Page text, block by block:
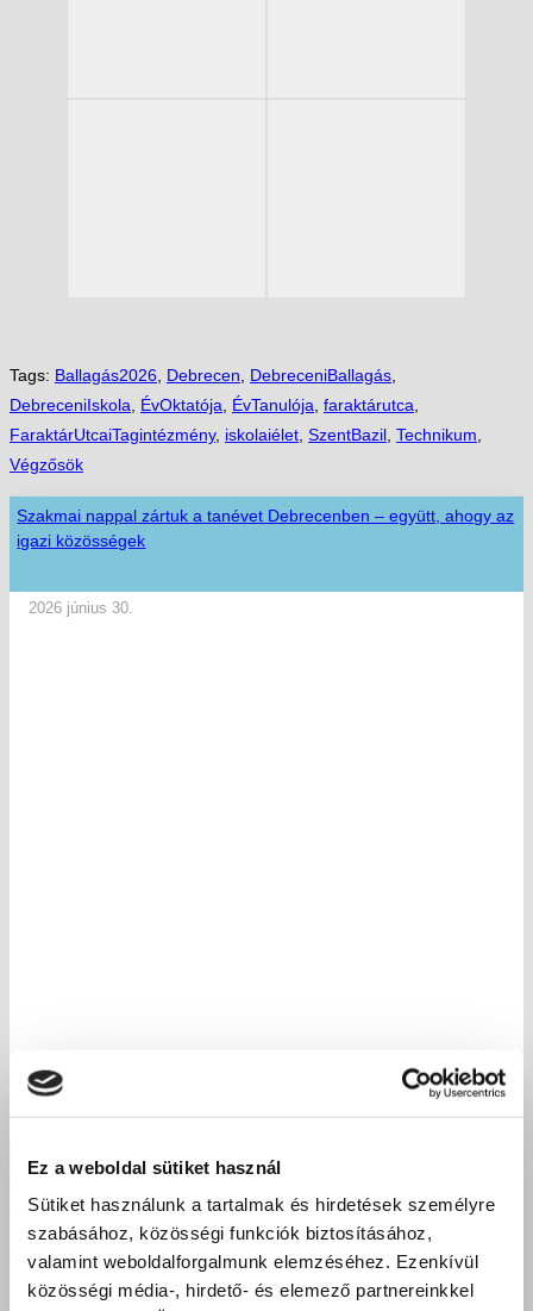
Ez a weboldal sütiket használ
Sütiket használunk a tartalmak és hirdetések személyre
szabásához, közösségi funkciók biztosításához,
valamint weboldalforgalmunk elemzéséhez. Ezenkívül
közösségi média-, hirdető- és elemező partnereinkkel
Tags: Ballagás2026 Debrecen DebreceniBallagás
DebreceniIskola
ÉvOktatója ÉvTanulója faraktárutca
FaraktárUtcaiTagintézmény, iskolaiélet SzentBazil Technikum
Végzősök
Szakmai nappal zártuk a tanévet Debrecenben – együtt, ahogy az
igazi közösségek
2026 június 30.